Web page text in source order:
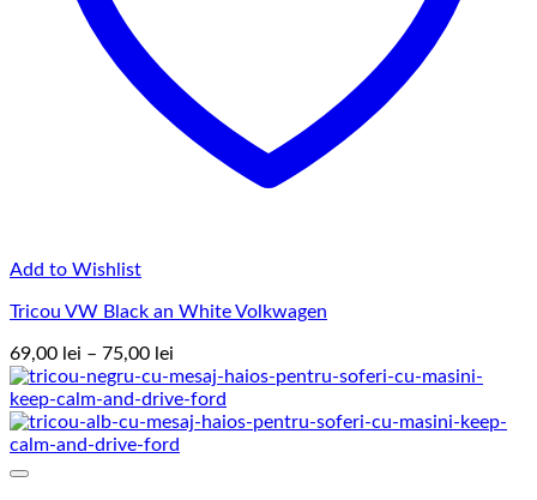
Add to Wishlist
Tricou VW Black an White Volkwagen
69,00 lei – 75,00 lei
de
prețuri:
69,00 lei
până